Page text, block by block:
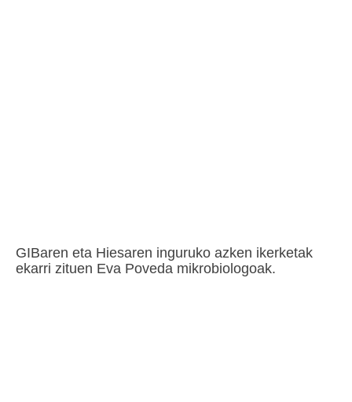
GIBaren eta Hiesaren inguruko azken ikerketak
ekarri zituen Eva Poveda mikrobiologoak.